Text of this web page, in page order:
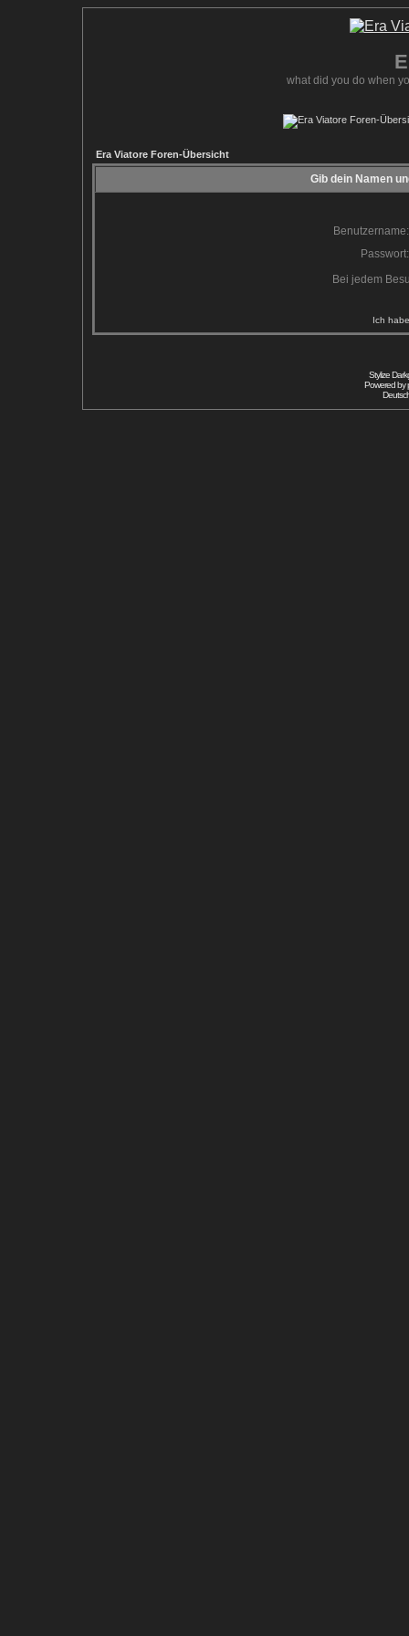
what did you do when
Era Viatore Foren-Übersicht
Gib dein Namen
Benutzername:
Passwort:
Bei jedem
Ich
Stylize
Powered by